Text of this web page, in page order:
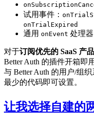
试用事件：
onTrialExpired
通用 onEvent 处理
对于订阅优先的 SaaS 产品
Better Auth 的插件开箱即
与 Better Auth 的用户/组
最少的代码即可设置。
让我选择自建的